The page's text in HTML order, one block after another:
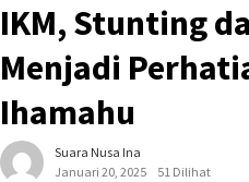
IKM, Stunting
Menjadi
Ihamahu
Suara Nusa Ina
Januari 20, 2025
51 Dilihat